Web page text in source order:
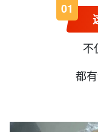
01
不
都